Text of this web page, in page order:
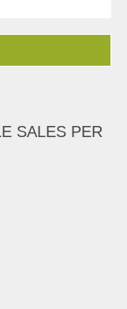
SALES PER